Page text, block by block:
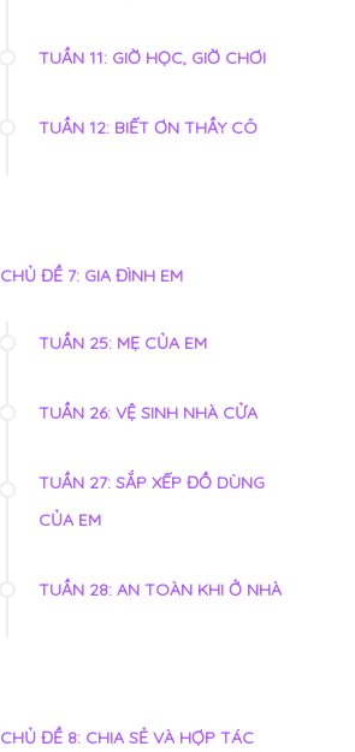
TUẦN 11: GIỜ HỌC, GIỜ CHƠI
TUẦN 12: BIẾT ƠN THẦY CÔ
CHỦ ĐỀ 7: GIA ĐÌNH EM
TUẦN 25: MẸ CỦA EM
TUẦN 26: VỆ SINH NHÀ CỬA
TUẦN 27: SẮP XẾP ĐỒ DÙNG
CỦA EM
TUẦN 28: AN TOÀN KHI Ở NHÀ
CHỦ ĐỀ 8: CHIA SẺ VÀ HỢP TÁC